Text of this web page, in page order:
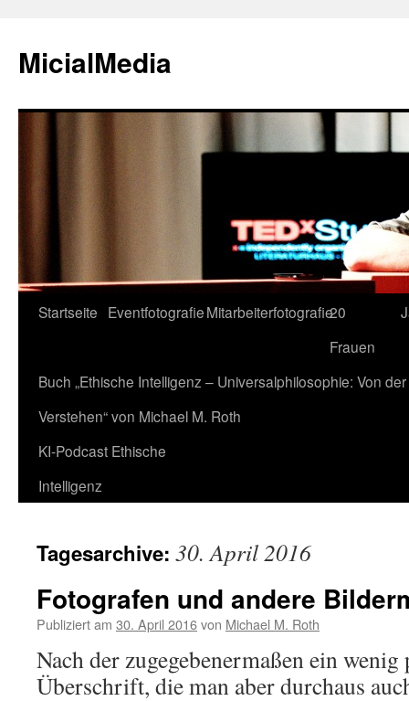
MicialMedia
Zum
springen
Startseite EventfotografieMitarbeiterfotografie20
Frauen
Buch „Ethische Intelligenz – Universalphilosophie: Von
Verstehen“ von Michael M. Roth
KI-Podcast Ethische
Intelligenz
Tagesarchive: 30. April 2016
Fotografen und andere
Publiziert am 30. April 2016von Michael M. Roth
Nach der zugegebenermaßen ein
Überschrift, die man aber durchaus